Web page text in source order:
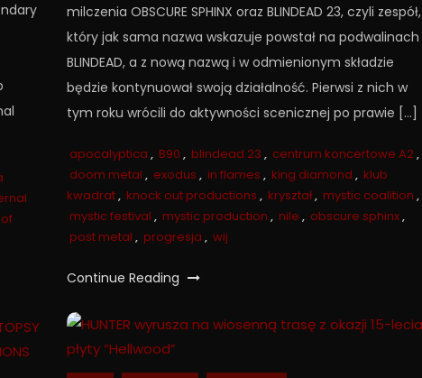
milczenia OBSCURE SPHINX oraz BLINDEAD 23, czyli zespół,
który jak sama nazwa wskazuje powstał na podwalinach
BLINDEAD, a z nową nazwą i w odmienionym składzie
będzie kontynuował swoją działalność. Pierwsi z nich w
tym roku wrócili do aktywności scenicznej po prawie […]
apocalyptica , B90 , blindead 23 , centrum koncertowe A2,
doom metal , exodus , in flames , king diamond , klub
kwadrat, knock out productions , kryształ, mystic coalition ,
mystic festival , mystic production , nile , obscure sphinx,
post metal , progresja , wij
Continue Reading